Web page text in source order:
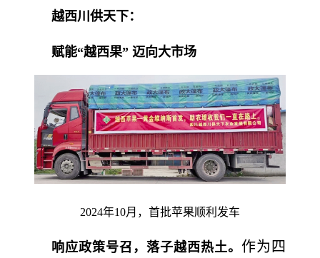
越西川供天下：
赋能“越西果” 迈向大市场
2024年10月，首批苹果顺利发车
响应政策号召，落子越西热土。 作为四